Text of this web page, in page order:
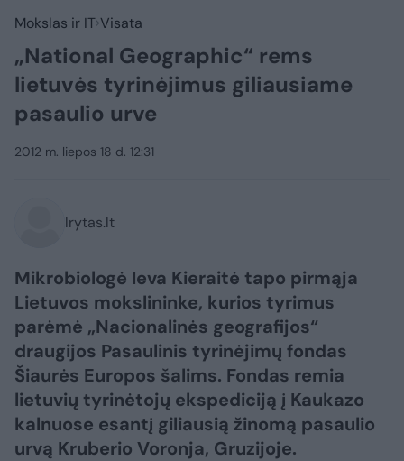
Mokslas ir IT Visata
„National Geographic“ rems
lietuvės tyrinėjimus giliausiame
pasaulio urve
2012 m. liepos 18 d. 12:31
lrytas.lt
Mikrobiologė Ieva Kieraitė tapo pirmąja
Lietuvos mokslininke, kurios tyrimus
parėmė „Nacionalinės geografijos“
draugijos Pasaulinis tyrinėjimų fondas
Šiaurės Europos šalims. Fondas remia
lietuvių tyrinėtojų ekspediciją į Kaukazo
kalnuose esantį giliausią žinomą pasaulio
urvą Kruberio Voronja, Gruzijoje.